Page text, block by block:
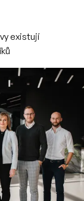
existují